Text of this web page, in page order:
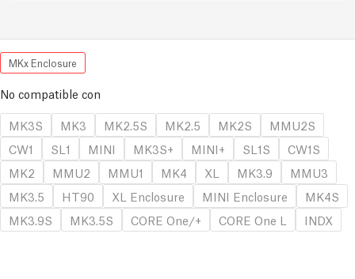
MKx Enclosure
No compatible con
MK3S
MK3 MK2.5S MK2.5 MK2S
MMU2S
CW1
SL1 MINI MK3S+ MINI+ SL1S
CW1S
MK2
MMU2 MMU1 MK4 XL MK3.9
MMU3
MK3.5
HT90 XL Enclosure MINI Enclosure
MK4S
MK3.9S
MK3.5S CORE One/+ CORE One L INDX